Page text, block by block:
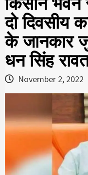
दो दिवसीय
के जानकार
धन सिंह
November 2, 2022